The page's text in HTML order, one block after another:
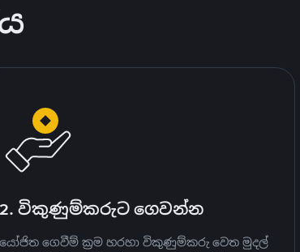
2. විකුණුම්කරුට ගෙවන්න
යෝජිත ගෙවීම් ක්‍රම හරහා විකුණුම්කරු වෙත මුදල්